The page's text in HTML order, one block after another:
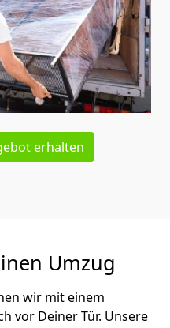
erhalten
Umzug
wir mit einem
vor Deiner Tür. Unsere